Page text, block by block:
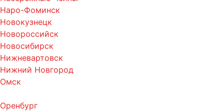
Наро-Фоминск
Новокузнецк
Новороссийск
Новосибирск
Нижневартовск
Нижний Новгород
Омск
Оренбург